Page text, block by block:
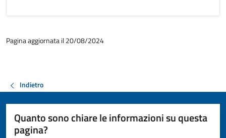
Pagina aggiornata il 20/08/2024
Indietro
Quanto sono chiare le informazioni su questa
pagina?